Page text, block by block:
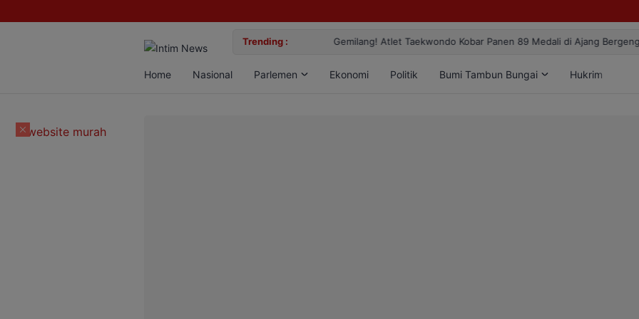
Trending : Gemilang! Atlet Taekwondo Kobar Panen 89 Medali di Ajang Bergengsi
Home Nasional Parlemen Ekonomi Politik Bumi Tambun Bungai Hukrim